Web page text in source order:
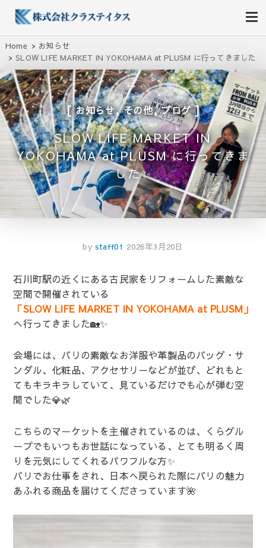
株式会社クラステイタス
地域のコミュニティーを大切にする企業
Home
お知らせ
SLOW LIFE MARKET IN YOKOHAMA at PLUSM に行ってきました
お知らせ,その他,ブログ
SLOW LIFE MARKET IN
YOKOHAMA at PLUSM に行ってきま
した✨
by staff01 2026年3月20日
石川町駅の近くにある古民家をリフォームした素敵な
空間で開催されている
「SLOW LIFE MARKET IN YOKOHAMA at PLUSM」
へ行ってきました🏡✨
会場には、バリの素敵なお洋服や革製品のバッグ・サ
ンダル、化粧品、アクセサリーなどが並び、どれもと
てもキラキラしていて、見ているだけでも心が弾む空
間でした💎🌿
こちらのマーケットを主催されているのは、くらグル
ープでもいつもお世話になっている、とても明るく周
りを元気にしてくれるパワフルな方✨
バリでお仕事をされ、日本へ戻られた際にバリの魅力
あふれる商品を届けてくださっています🌺